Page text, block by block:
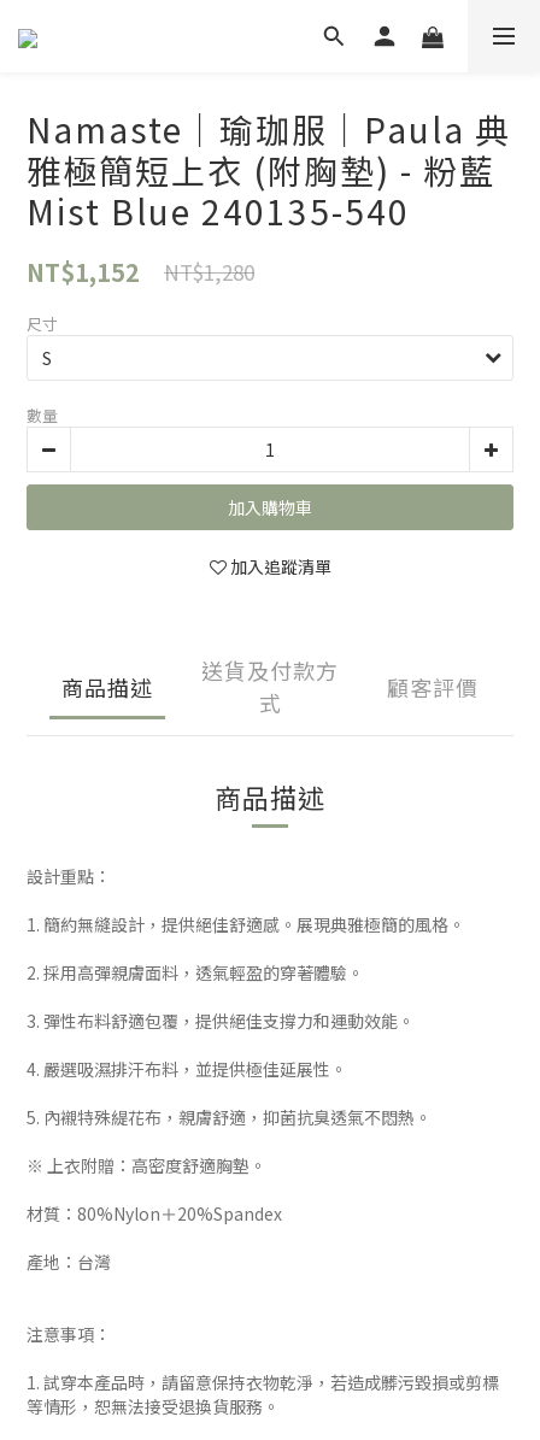
Namaste｜瑜珈服｜Paula 典
雅極簡短上衣 (附胸墊) - 粉藍
Mist Blue 240135-540
NT$1,152 NT$1,280
尺寸
數量
加入購物車
加入追蹤清單
商品描述
送貨及付款方
式
顧客評價
商品描述
設計重點：
1. 簡約無縫設計，提供絕佳舒適感。展現典雅極簡的風格。
2. 採用高彈親膚面料，透氣輕盈的穿著體驗。
3. 彈性布料舒適包覆，提供絕佳支撐力和運動效能。
4. 嚴選吸濕排汗布料，並提供極佳延展性。
5. 內襯特殊緹花布，親膚舒適，抑菌抗臭透氣不悶熱。
※ 上衣附贈：高密度舒適胸墊。
材質：80%Nylon＋20%Spandex
產地：台灣
注意事項：
1. 試穿本產品時，請留意保持衣物乾淨，若造成髒污毀損或剪標
等情形，恕無法接受退換貨服務。